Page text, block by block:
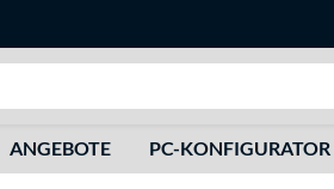
ANGEBOTE PC-KONFIGURATOR